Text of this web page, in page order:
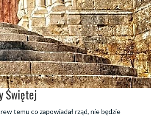
Świętej
temu co zapowiadał rząd, nie będzie